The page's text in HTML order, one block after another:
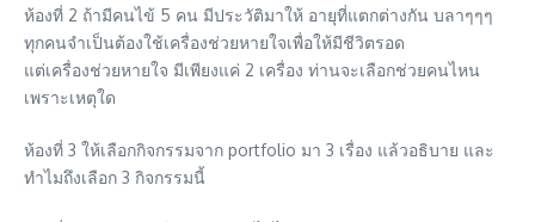
ห้องที่ 2 ถ้ามีคนไข้ 5 คน มีประวัติมาให้ อายุที่แตกต่างกัน บลาๆๆๆ
ทุกคนจำเป็นต้องใช้เครื่องช่วยหายใจเพื่อให้มีชีวิตรอด
แต่เครื่องช่วยหายใจ มีเพียงแค่ 2 เครื่อง ท่านจะเลือกช่วยคนไหน
เพราะเหตุใด
ห้องที่ 3 ให้เลือกกิจกรรมจาก portfolio มา 3 เรื่อง แล้วอธิบาย และ
ทำไมถึงเลือก 3 กิจกรรมนี้